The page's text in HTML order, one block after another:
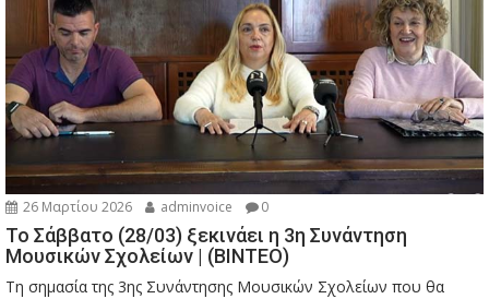
26 Μαρτίου 2026 adminvoice 0
Το Σάββατο (28/03) ξεκινάει η 3η Συνάντηση
Μουσικών Σχολείων | (ΒΙΝΤΕΟ)
Τη σημασία της 3ης Συνάντησης Μουσικών Σχολείων που θα